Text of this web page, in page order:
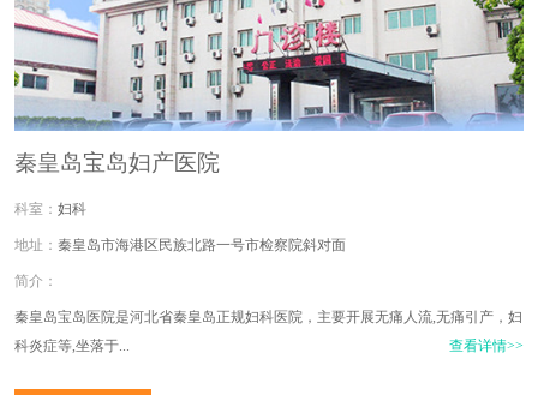
秦皇岛宝岛妇产医院
妇科
秦皇岛市海港区民族北路一号市检察院斜对面
秦皇岛宝岛医院是河北省秦皇岛正规妇科医院 ， 主要开展无痛人流,无痛引产 ， 妇
科炎症等,坐落于... 查看详情>>